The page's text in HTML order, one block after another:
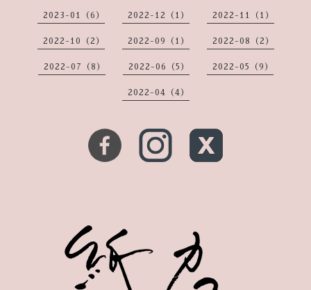
2023-01（6） 2022-12（1） 2022-11（1）
2022-10（2） 2022-09（1） 2022-08（2）
2022-07（8） 2022-06（5） 2022-05（9）
2022-04（4）